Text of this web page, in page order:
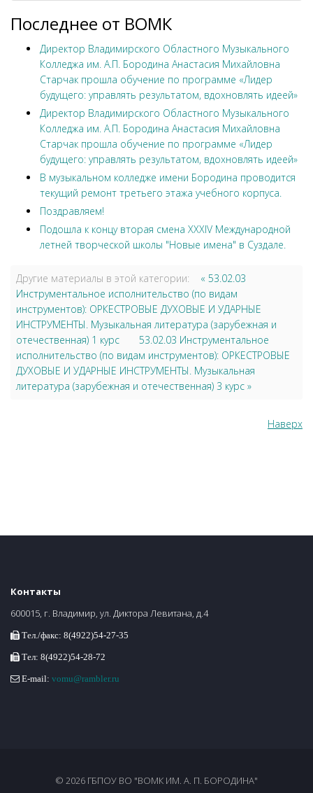
Последнее от ВОМК
Директор Владимирского Областного Музыкального
Колледжа им. А.П. Бородина Анастасия Михайловна
Старчак прошла обучение по программе «Лидер
будущего: управлять результатом, вдохновлять идеей»
Директор Владимирского Областного Музыкального
Колледжа им. А.П. Бородина Анастасия Михайловна
Старчак прошла обучение по программе «Лидер
будущего: управлять результатом, вдохновлять идеей»
В музыкальном колледже имени Бородина проводится
текущий ремонт третьего этажа учебного корпуса.
Поздравляем!
Подошла к концу вторая смена XXXIV Международной
летней творческой школы "Новые имена" в Суздале.
Другие материалы в этой категории:
« 53.02.03
Инструментальное исполнительство (по видам
инструментов): ОРКЕСТРОВЫЕ ДУХОВЫЕ И УДАРНЫЕ
ИНСТРУМЕНТЫ. Музыкальная литература (зарубежная и
отечественная) 1 курс
53.02.03 Инструментальное
исполнительство (по видам инструментов): ОРКЕСТРОВЫЕ
ДУХОВЫЕ И УДАРНЫЕ ИНСТРУМЕНТЫ. Музыкальная
литература (зарубежная и отечественная) 3 курс »
Наверх
Контакты
600015, г. Владимир, ул. Диктора Левитана, д.4
Тел./факс: 8(4922)54-27-35
Тел: 8(4922)54-28-72
E-mail: vomu@rambler.ru
© 2026 ГБПОУ ВО "ВОМК ИМ. А. П. БОРОДИНА"